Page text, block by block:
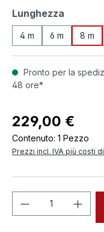
Seleziona
Lunghezza
4 m 6 m 8 m
Pronto per la
48 ore*
229,00 €
Contenuto: 1 Pezzo
Prezzi incl. IVA più costi
Quantità del